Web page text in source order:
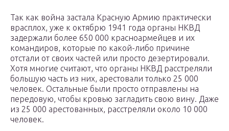
Так как война застала Красную Армию практически
врасплох, уже к октябрю 1941 года органы НКВД
задержали более 650 000 красноармейцев и их
командиров, которые по какой-либо причине
отстали от своих частей или просто дезертировали.
Хотя многие считают, что органы НКВД расстреляли
большую часть из них, арестовали только 25 000
человек. Остальные были просто отправлены на
передовую, чтобы кровью загладить свою вину. Даже
из 25 000 арестованных, расстреляли около 10 000
человек.